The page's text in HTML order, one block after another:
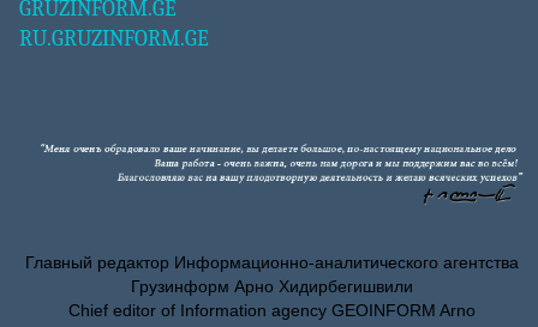
GRUZINFORM.GE
RU.GRUZINFORM.GE
Главный редактор Информационно-аналитического агентства
Грузинформ Арно Хидирбегишвили
Chief editor of Information agency GEOINFORM Arno